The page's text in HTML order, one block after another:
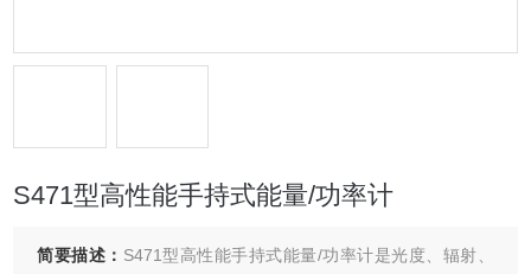
S471型高性能手持式能量/功率计
简要描述： S471型高性能手持式能量/功率计是光度、辐射、